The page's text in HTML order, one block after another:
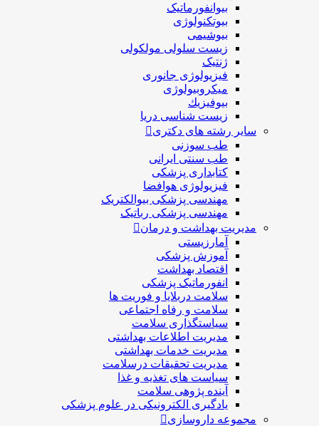
بیوانفورماتیک
بیوتکنولوژی
بیوشیمی
زیست سلولی مولکولی
ژنتیک
فیزیولوژی جانوری
میکروبیولوژی
بيوفيزيك
زیست شناسی دریا
سایر رشته های دکتری
طب سوزنی
طب سنتی ایرانی
کتابداری پزشکی
فیزیولوژی هوافضا
مهندسی پزشکی بیوالکتریک
مهندسی پزشکی رباتیک
مدیریت بهداشت و درمان
آمارزیستی
آموزش پزشکی
اقتصاد بهداشت
انفورماتیک پزشکی
سلامت دربلايا و فوريت ها
سلامت و رفاه اجتماعی
سیاستگذاری سلامت
مدیریت اطلاعات بهداشتی
مدیریت خدمات بهداشتی
مدیریت تحقیقات درسلامت
سیاست های تغذیه و غذا
آینده پژوهی سلامت
یادگیری الکترونیکی در علوم پزشکی
مجموعه داروسازی